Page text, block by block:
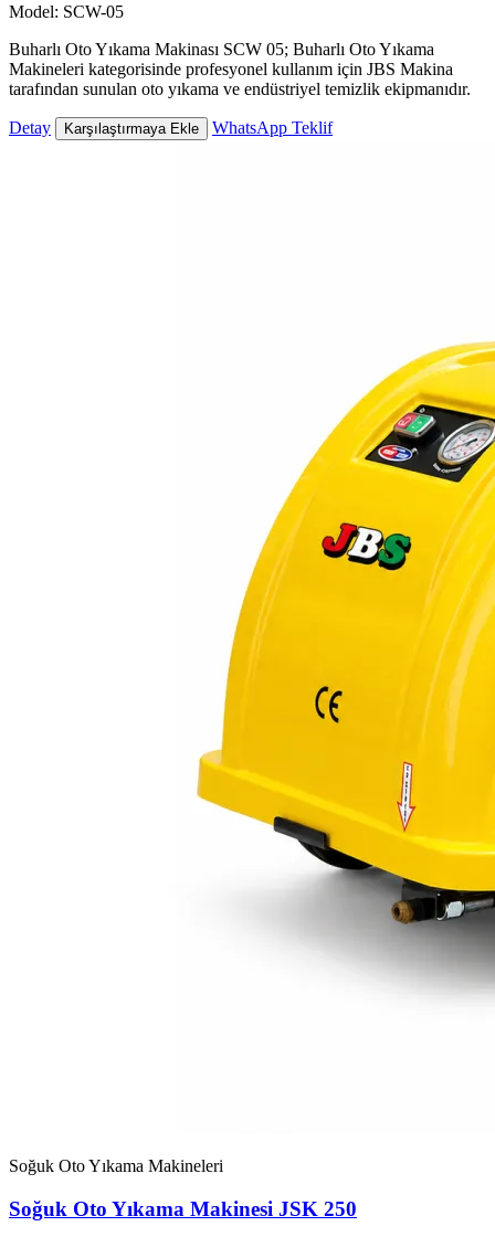
Model: SCW-05
Buharlı Oto Yıkama Makinası SCW 05; Buharlı Oto Yıkama
Makineleri kategorisinde profesyonel kullanım için JBS Makina
tarafından sunulan oto yıkama ve endüstriyel temizlik ekipmanıdır.
Detay Karşılaştırmaya Ekle WhatsApp Teklif
Soğuk Oto Yıkama Makineleri
Soğuk Oto Yıkama Makinesi JSK 250